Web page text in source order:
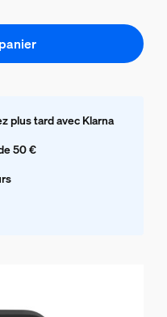
plus tard avec Klarna
50 €